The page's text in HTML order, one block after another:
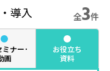
導入 全3件
ナー･
画
お役立ち
資料